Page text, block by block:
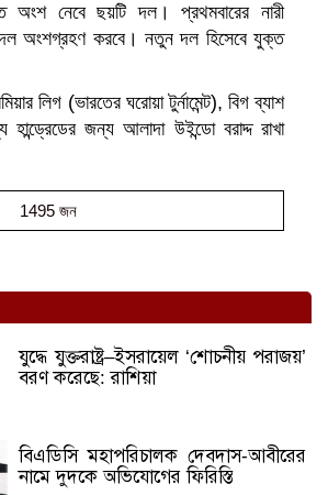
অংশ নেবে ছয়টি দল। প্রথমবারের নারী
দল অংশগ্রহণ করবে। নতুন দল হিসেবে যুক্ত
লিগ (ভারতের ঘরোয়া টুর্নামেন্ট), বিগ ব্যাশ
জন্য আলাদা উইন্ডো বরাদ্দ রাখা
1495 জন
যুদ্ধে যুক্তরাষ্ট্র–ইসরায়েল ‘শোচনীয় পরাজয়’
বরণ করেছে: রাশিয়া
বিএডিসি মহাপরিচালক দেবদাস-আবীরের
নামে দুদকে অভিযোগের ফিরিস্তি